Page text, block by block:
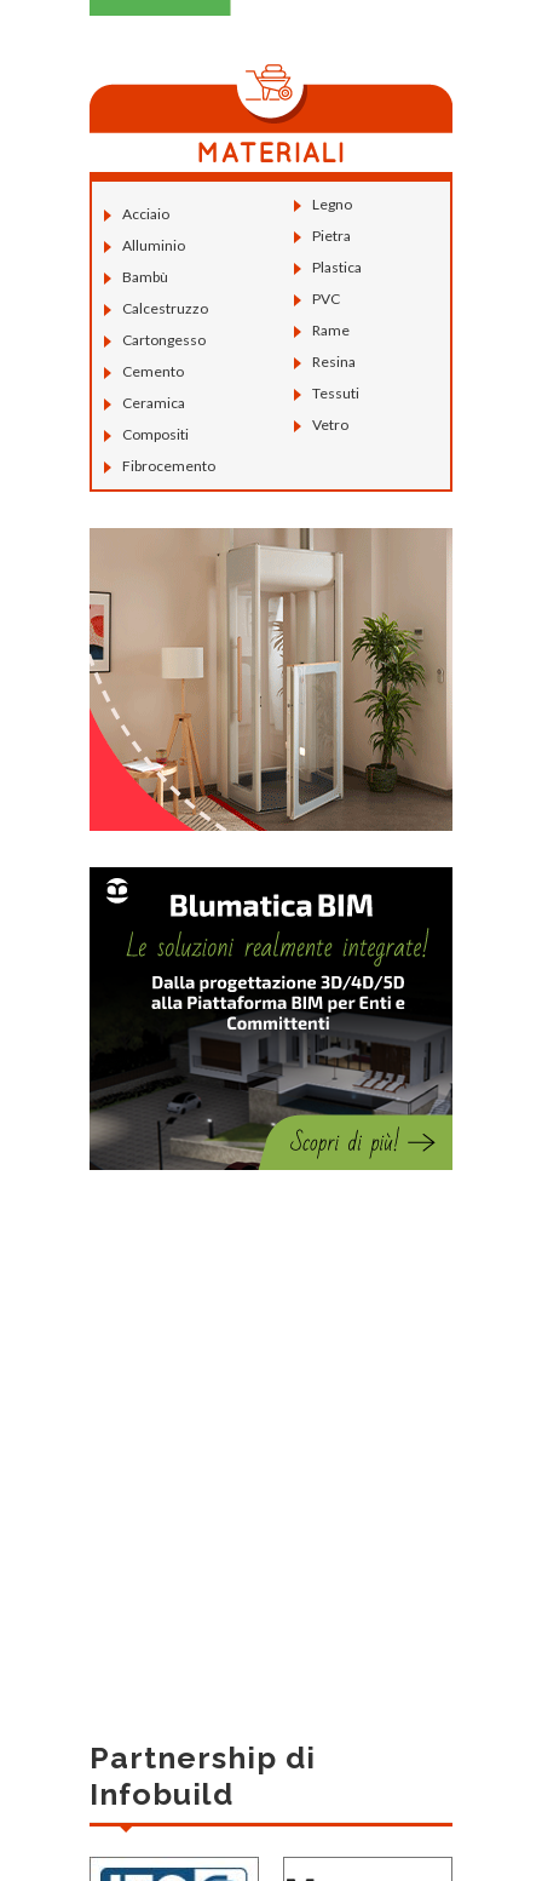
Acciaio
Alluminio
Bambù
Calcestruzzo
Cartongesso
Cemento
Ceramica
Compositi
Fibrocemento
Legno
Pietra
Plastica
PVC
Rame
Resina
Tessuti
Vetro
Partnership di
Infobuild